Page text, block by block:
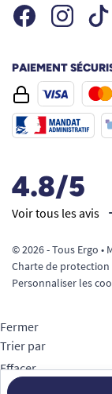
Facebook
PAIEMENT
4.8/5
Voir tous les avis
© 2026 - Tous Ergo •
Charte de protection
Personnaliser les
Fermer
Trier par
Effacer
Appliquer